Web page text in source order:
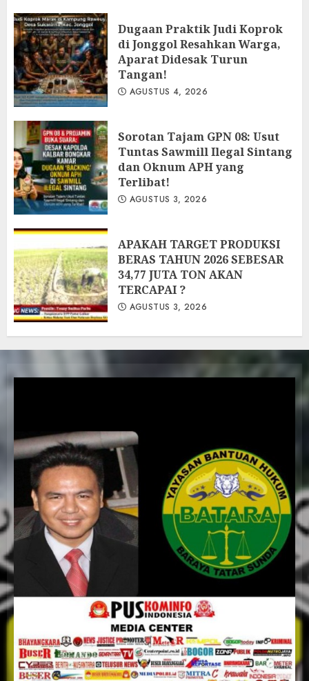
Dugaan Praktik Judi Koprok
di Jonggol Resahkan Warga,
Aparat Didesak Turun
Tangan!
AGUSTUS 4, 2026
‎Sorotan Tajam GPN 08: Usut
Tuntas Sawmill Ilegal Sintang
dan Oknum APH yang
Terlibat!
AGUSTUS 3, 2026
APAKAH TARGET PRODUKSI
BERAS TAHUN 2026 SEBESAR
34,77 JUTA TON AKAN
TERCAPAI ?
AGUSTUS 3, 2026